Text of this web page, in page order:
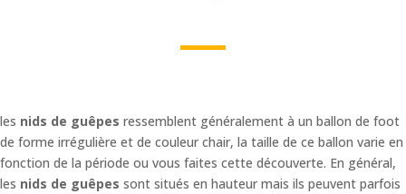
les nids de guêpes ressemblent généralement à un ballon de foot
de forme irrégulière et de couleur chair, la taille de ce ballon varie en
fonction de la période ou vous faites cette découverte. En général,
les nids de guêpes sont situés en hauteur mais ils peuvent parfois